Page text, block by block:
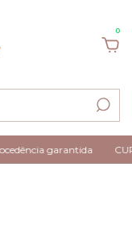
0
garantida